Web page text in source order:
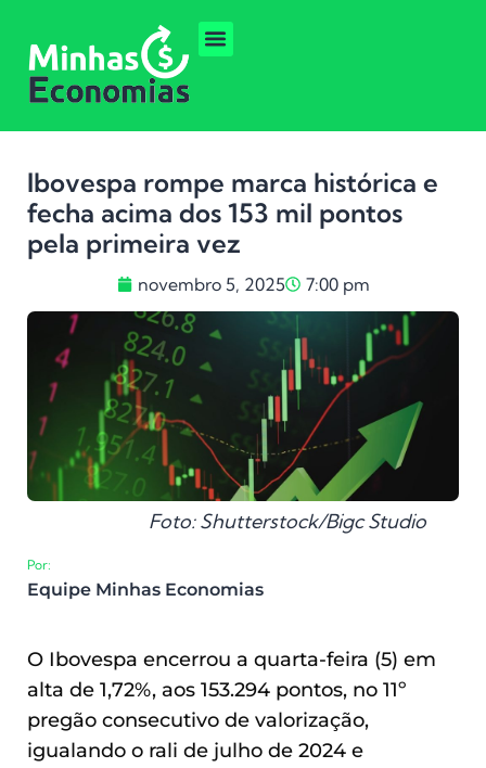
Ibovespa rompe marca histórica e
fecha acima dos 153 mil pontos
pela primeira vez
novembro 5, 2025 7:00 pm
Foto: Shutterstock/Bigc Studio
Por:
Equipe Minhas Economias
O Ibovespa encerrou a quarta-feira (5) em
alta de 1,72%, aos 153.294 pontos, no 11º
pregão consecutivo de valorização,
igualando o rali de julho de 2024 e